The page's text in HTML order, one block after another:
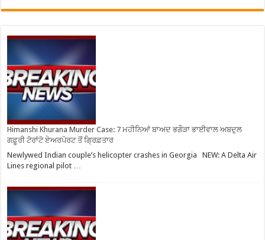
Himanshi Khurana Murder Case: 7 ਮਹੀਨਿਆਂ ਬਾਅਦ ਭਗੌੜਾ ਭਾਈਵਾਲ ਅਬਦੁਲ
ਗਫ਼ੂਰੀ ਟੋਰਾਂਟੋ ਏਅਰਪੋਰਟ ਤੋਂ ਗ੍ਰਿਫ਼ਤਾਰ
Newlywed Indian couple’s helicopter crashes in Georgia NEW: A Delta Air
Lines regional pilot …